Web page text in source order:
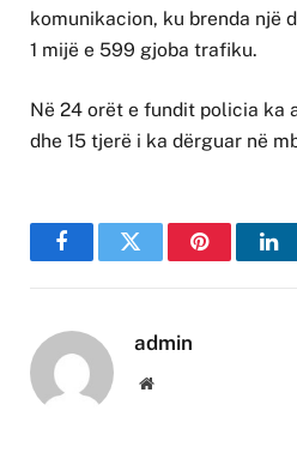
komunikacion, ku brenda një
1 mijë e 599 gjoba trafiku.
Në 24 orët e fundit policia ka
dhe 15 tjerë i ka dërguar në
FacebookTwitter Pinterest
admin
Website